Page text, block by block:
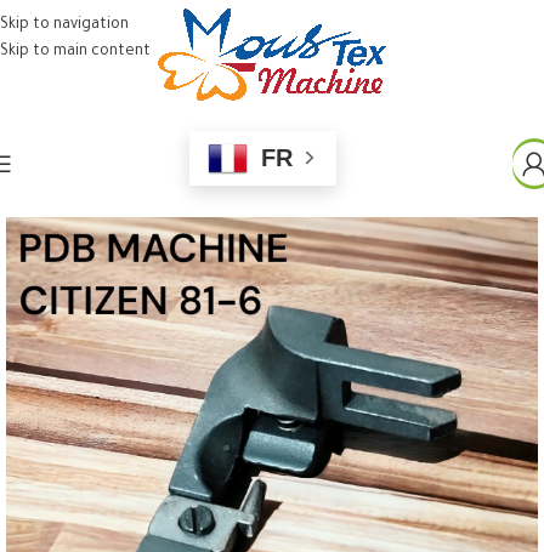
Skip to navigation
Skip to main content
FR